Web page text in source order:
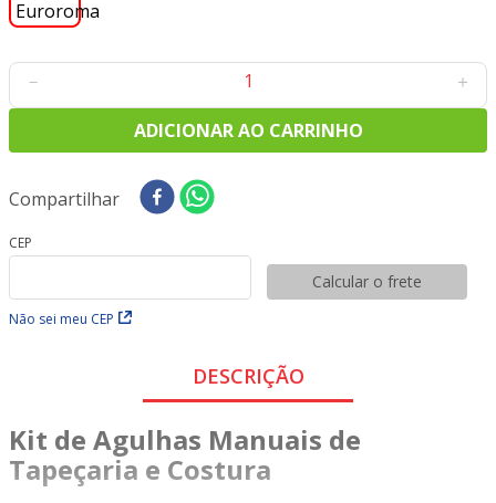
＋
－
ADICIONAR AO CARRINHO
Compartilhar
CEP
Não sei meu CEP
Calcular o frete
DESCRIÇÃO
Kit de Agulhas Manuais de
Tapeçaria e Costura
9º
tricoline digital
10º tecidos